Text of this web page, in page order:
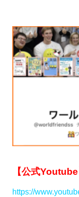
【公式Youtube
https://